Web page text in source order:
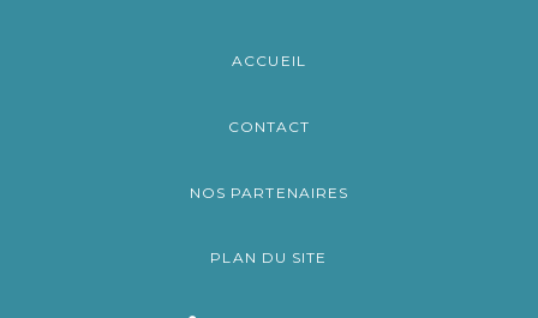
ACCUEIL
CONTACT
NOS PARTENAIRES
PLAN DU SITE